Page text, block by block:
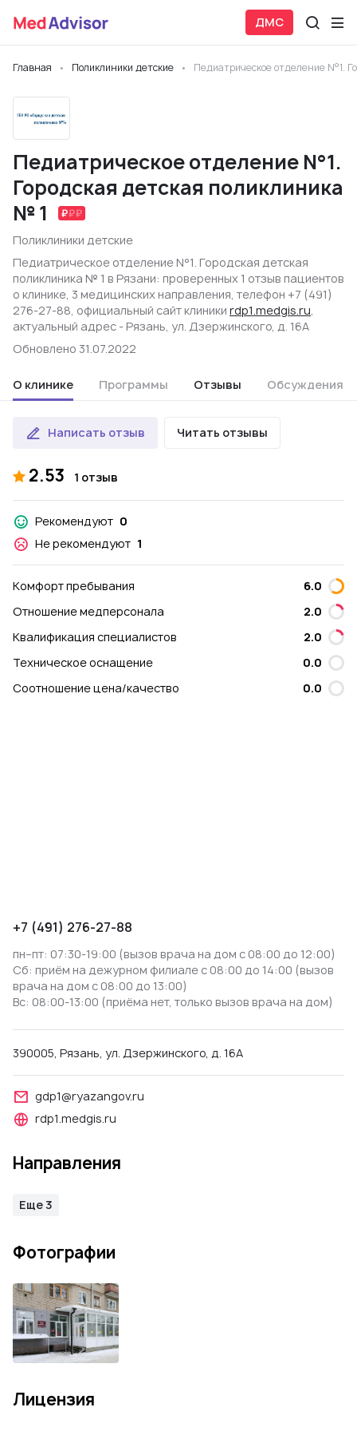
ДМС
Главная Поликлиники детские Педиатрическое отделение N°1.
Педиатрическое отделение N°1.
Городская детская поликлиника
№ 1
Поликлиники детские
Педиатрическое отделение N°1. Городская детская
поликлиника № 1 в Рязани: проверенных 1 отзыв пациентов
о клинике, 3 медицинских направления, телефон +7 (491)
276-27-88, официальный сайт клиники rdp1.medgis.ru,
актуальный адрес - Рязань, ул. Дзержинского, д. 16А
Обновлено 31.07.2022
О клинике Программы Отзывы Обсуждения
Написать отзыв Читать отзывы
2.53 1 отзыв
Рекомендуют 0
Не рекомендуют 1
Комфорт пребывания
6.0
Отношение медперсонала
2.0
Квалификация специалистов
2.0
Техническое оснащение
0.0
Соотношение цена/качество
0.0
+7 (491) 276-27-88
пн–пт: 07:30-19:00 (вызов врача на дом с 08:00 до 12:00)
Сб: приём на дежурном филиале с 08:00 до 14:00 (вызов
врача на дом с 08:00 до 13:00)
Вс: 08:00-13:00 (приёма нет, только вызов врача на дом)
390005, Рязань, ул. Дзержинского, д. 16А
gdp1@ryazangov.ru
rdp1.medgis.ru
Направления
Еще 3
Фотографии
Лицензия